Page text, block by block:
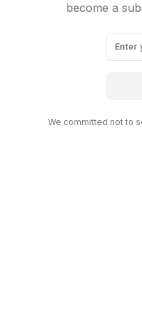
become a
Enter
We committed not to